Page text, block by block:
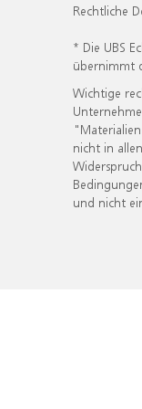
Rechtliche
* Die UBS
übernimmt
Wichtige
nicht in
und nicht